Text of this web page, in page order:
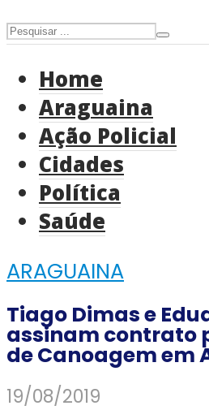
Home
Araguaina
Ação Policial
Cidades
Política
Saúde
ARAGUAINA
Tiago Dimas e
assinam contrato
de Canoagem em
19/08/2019